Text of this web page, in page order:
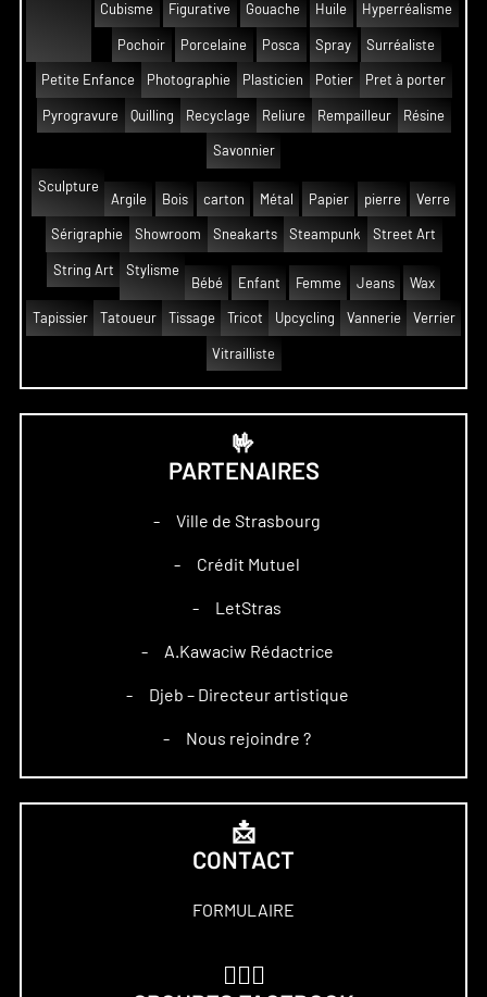
Cubisme Figurative Gouache Huile Hyperréalisme
Pochoir Porcelaine Posca Spray Surréaliste
Petite Enfance Photographie Plasticien Potier Pret à porter
Pyrogravure Quilling Recyclage Reliure Rempailleur Résine
Savonnier
Sculpture
Argile
Bois carton Métal Papier pierre Verre
Sérigraphie Showroom Sneakarts Steampunk Street Art
String Art
Stylisme
Bébé
Enfant Femme Jeans Wax
Tapissier Tatoueur Tissage Tricot Upcycling Vannerie Verrier
Vitrailliste
🤟
PARTENAIRES
– Ville de Strasbourg
– Crédit Mutuel
– LetStras
– A.Kawaciw Rédactrice
– Djeb – Directeur artistique
– Nous rejoindre ?
📩
CONTACT
FORMULAIRE